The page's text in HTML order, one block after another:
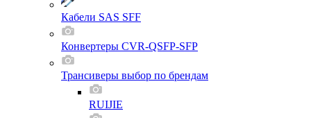
Кабели SAS SFF
Конвертеры CVR-QSFP-SFP
Трансиверы выбор по брендам
RUIJIE